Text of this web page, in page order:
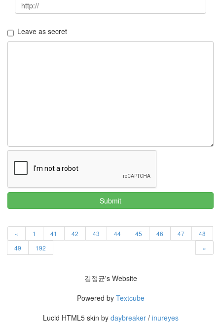
Leave as secret
Submit
« 1 41 42 43 44 45 46 47
48
49
192 »
김정균's Website
Powered by Textcube
Lucid HTML5 skin by daybreaker/ inureyes